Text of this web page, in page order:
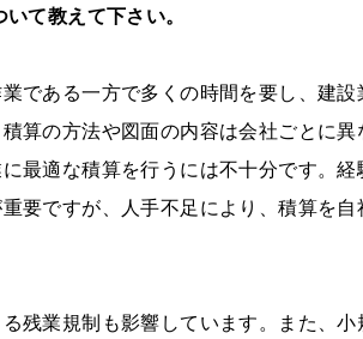
て教えて下さい。
である一方で多くの時間を要し、建
算の方法や図面の内容は会社ごとに
最適な積算を行うには不十分です。
要ですが、人手不足により、積算を
残業規制も影響しています。また、